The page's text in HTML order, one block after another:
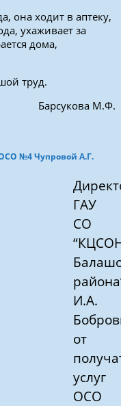
она ходит в аптеку,
ухаживает за
дома,
труд.
Барсукова М.Ф.
ОСО №4 Чупровой А.Г.
ГАУ
СО
И.А.
от
услуг
ОСО